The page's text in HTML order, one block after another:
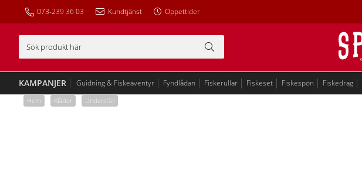
073-239 36 03 Kundtjänst Öppettider
Guidning & Fiskeäventyr Fyndlådan Fiskerullar Fiskeset Fiskespön Fiskedrag
KAMPANJER
Hem Kläder Underställ